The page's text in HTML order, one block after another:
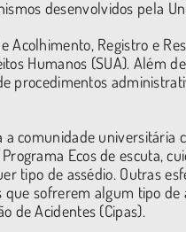
desenvolvidos pela
Registro e
Humanos (SUA). Além
procedimentos
comunidade universitária
Ecos de escuta,
tipo de assédio. Outras
sofrerem algum tipo de
de Acidentes (Cipas).